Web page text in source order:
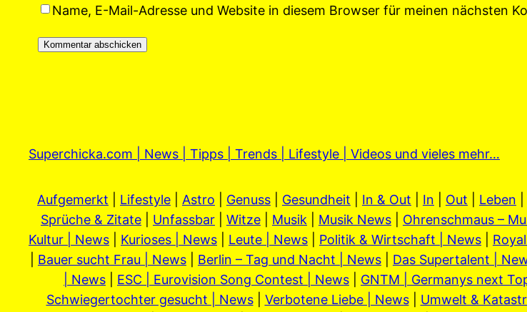
Name, E-Mail-Adresse und Website in diesem Browser für meinen nächsten
Superchicka.com | News | Tipps | Trends | Lifestyle | Videos und vieles mehr…
Aufgemerkt Lifestyle Astro Genuss Gesundheit In & Out In Out Leben
Sprüche & Zitate
Unfassbar Witze Musik Musik News Ohrenschmaus –
Kultur | News
Kurioses | News Leute | News Politik & Wirtschaft | News
Bauer sucht Frau | News Berlin – Tag und Nacht | News Das Supertalent |
| News
ESC | Eurovision Song Contest | News GNTM | Germanys next
Schwiegertochter gesucht | News| Verbotene Liebe | News| Umwelt &